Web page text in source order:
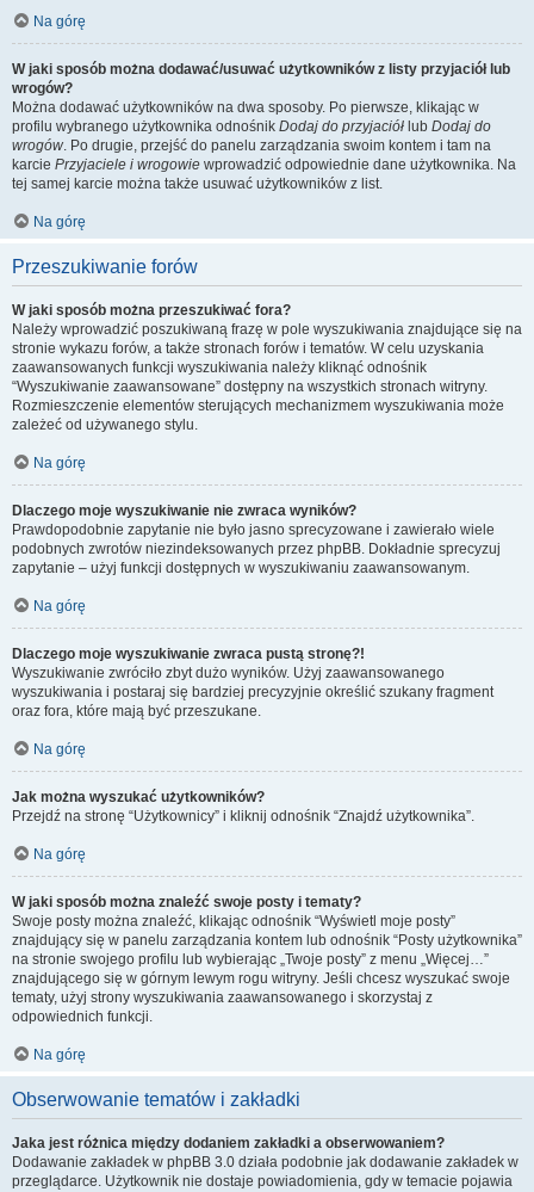
Na górę
W jaki sposób można dodawać/usuwać użytkowników z listy przyjaciół lub
wrogów?
Można dodawać użytkowników na dwa sposoby. Po pierwsze, klikając w
profilu wybranego użytkownika odnośnik Dodaj do przyjaciół lub Dodaj do
wrogów. Po drugie, przejść do panelu zarządzania swoim kontem i tam na
karcie Przyjaciele i wrogowie wprowadzić odpowiednie dane użytkownika. Na
tej samej karcie można także usuwać użytkowników z list.
Na górę
Przeszukiwanie forów
W jaki sposób można przeszukiwać fora?
Należy wprowadzić poszukiwaną frazę w pole wyszukiwania znajdujące się na
stronie wykazu forów, a także stronach forów i tematów. W celu uzyskania
zaawansowanych funkcji wyszukiwania należy kliknąć odnośnik
“Wyszukiwanie zaawansowane” dostępny na wszystkich stronach witryny.
Rozmieszczenie elementów sterujących mechanizmem wyszukiwania może
zależeć od używanego stylu.
Na górę
Dlaczego moje wyszukiwanie nie zwraca wyników?
Prawdopodobnie zapytanie nie było jasno sprecyzowane i zawierało wiele
podobnych zwrotów niezindeksowanych przez phpBB. Dokładnie sprecyzuj
zapytanie – użyj funkcji dostępnych w wyszukiwaniu zaawansowanym.
Na górę
Dlaczego moje wyszukiwanie zwraca pustą stronę?!
Wyszukiwanie zwróciło zbyt dużo wyników. Użyj zaawansowanego
wyszukiwania i postaraj się bardziej precyzyjnie określić szukany fragment
oraz fora, które mają być przeszukane.
Na górę
Jak można wyszukać użytkowników?
Przejdź na stronę “Użytkownicy” i kliknij odnośnik “Znajdź użytkownika”.
Na górę
W jaki sposób można znaleźć swoje posty i tematy?
Swoje posty można znaleźć, klikając odnośnik “Wyświetl moje posty”
znajdujący się w panelu zarządzania kontem lub odnośnik “Posty użytkownika”
na stronie swojego profilu lub wybierając „Twoje posty” z menu „Więcej…”
znajdującego się w górnym lewym rogu witryny. Jeśli chcesz wyszukać swoje
tematy, użyj strony wyszukiwania zaawansowanego i skorzystaj z
odpowiednich funkcji.
Na górę
Obserwowanie tematów i zakładki
Jaka jest różnica między dodaniem zakładki a obserwowaniem?
Dodawanie zakładek w phpBB 3.0 działa podobnie jak dodawanie zakładek w
przeglądarce. Użytkownik nie dostaje powiadomienia, gdy w temacie pojawia